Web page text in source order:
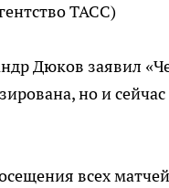
ТАСС)
Дюков заявил
но и
всех